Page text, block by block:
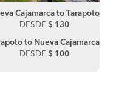
Cajamarca to Tarapoto
DESDE $ 130
to Nueva Cajamarca
DESDE $ 100